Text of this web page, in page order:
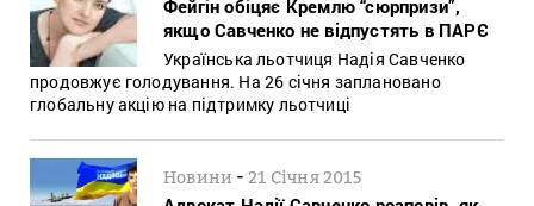
Фейгін обіцяє Кремлю “сюрпризи”,
якщо Савченко не відпустять в ПАРЄ
Українська льотчиця Надія Савченко
продовжує голодування. На 26 січня заплановано
глобальну акцію на підтримку льотчиці
Новини -21 Січня 2015